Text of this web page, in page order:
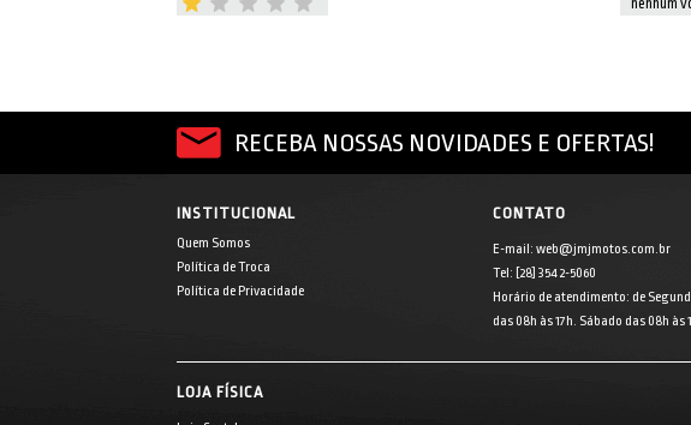
nenhum
RECEBA NOSSAS NOVIDADES E OFERTAS!
INSTITUCIONAL
Quem Somos
Política de Troca
Política de Privacidade
CONTATO
E-mail: web@jmjmotos.com.br
Tel: [28] 3542-5060
Horário de atendimento: de
das 08h às 17h. Sábado das 08h às
LOJA FÍSICA